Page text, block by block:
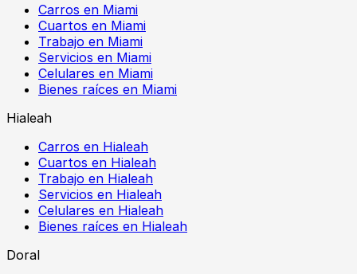
Carros en Miami
Cuartos en Miami
Trabajo en Miami
Servicios en Miami
Celulares en Miami
Bienes raíces en Miami
Hialeah
Carros en Hialeah
Cuartos en Hialeah
Trabajo en Hialeah
Servicios en Hialeah
Celulares en Hialeah
Bienes raíces en Hialeah
Doral